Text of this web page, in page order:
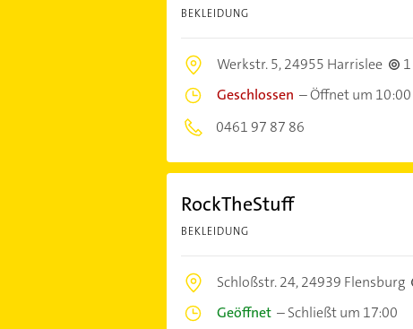
BEKLEIDUNG
Werkstr. 5,24955 Harrislee
Geschlossen –Öffnet um 10:00
0461 97 87 86
RockTheStuff
BEKLEIDUNG
Schloßstr. 24,24939 Flensburg
Geöffnet–Schließt um 17:00